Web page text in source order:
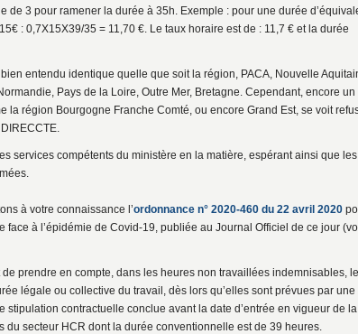
de 3 pour ramener la durée à 35h. Exemple : pour une durée
: 0,7X15X39/35 = 11,70 €. Le taux horaire est de : 11,7 € et la durée
entendu identique quelle que soit la région, PACA, Nouvelle
Pays de la Loire, Outre Mer, Bretagne. Cependant, encore un
la région Bourgogne Franche Comté, ou encore Grand Est, se voit
services compétents du ministère en la matière, espérant ainsi que les
à votre connaissance l’ordonnance n° 2020-460 du 22 avril 2020
face à l’épidémie de Covid-19, publiée au Journal Officiel de ce jour
de prendre en compte, dans les heures non travaillées indemnisables,
légale ou collective du travail, dès lors qu’elles sont prévues par une
stipulation contractuelle conclue avant la date d’entrée en vigueur de la
du secteur HCR dont la durée conventionnelle est de 39 heures.